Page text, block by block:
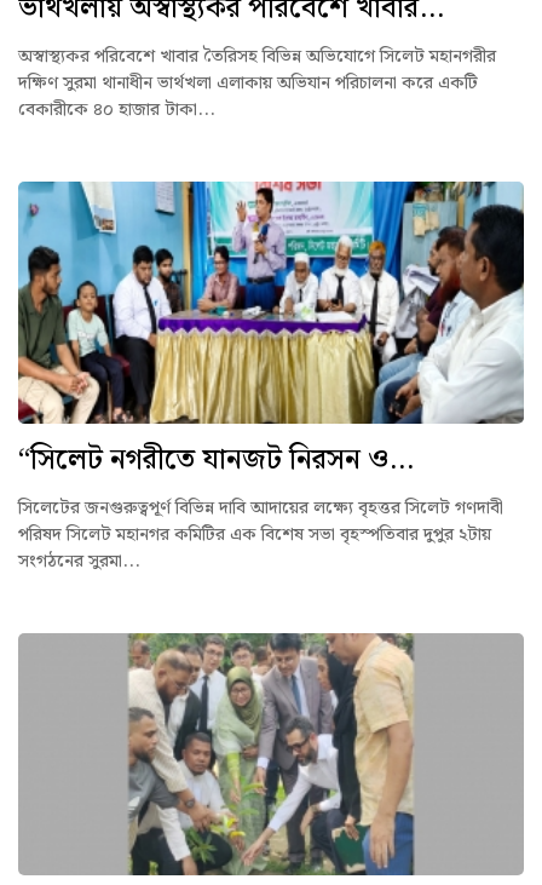
অস্বাস্থ্যকর পরিবেশে খাবার তৈরিসহ বিভিন্ন অভিযোগে সিলেট মহানগরীর
দক্ষিণ সুরমা থানাধীন ভার্থখলা এলাকায় অভিযান পরিচালনা করে একটি
বেকারীকে ৪০ হাজার টাকা...
“সিলেট নগরীতে যানজট নিরসন ও...
সিলেটের জনগুরুত্বপূর্ণ বিভিন্ন দাবি আদায়ের লক্ষ্যে বৃহত্তর সিলেট গণদাবী
পরিষদ সিলেট মহানগর কমিটির এক বিশেষ সভা বৃহস্পতিবার দুপুর ২টায়
সংগঠনের সুরমা...